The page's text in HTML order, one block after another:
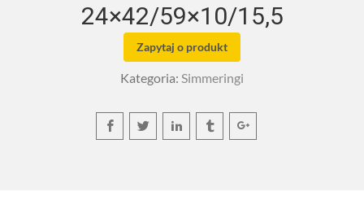
24×42/59×10/15,5
Zapytaj o produkt
Kategoria: Simmeringi